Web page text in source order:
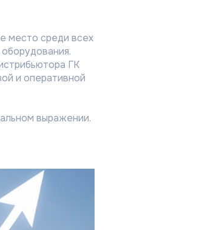
место среди всех
ГК
и оперативной
выражении.